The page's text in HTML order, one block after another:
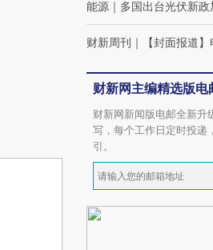
能源 ｜ 多国出台光伏新政
财新周刊 ｜ 【封面报道
财新网主编精选版电
财新网新闻版电邮全新升
写，每个工作日定时投递
引。